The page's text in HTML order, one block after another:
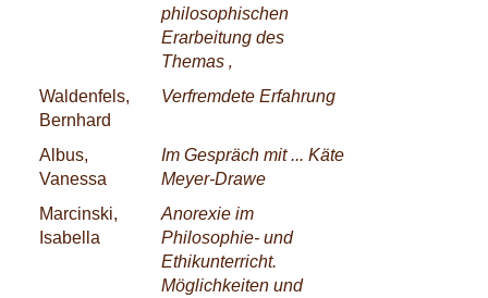
philosophischen
Erarbeitung des
Themas ‚
Waldenfels,
Bernhard
Verfremdete Erfahrung
Albus,
Vanessa
Im Gespräch mit ... Käte
Meyer-Drawe
Marcinski,
Isabella
Anorexie im
Philosophie- und
Ethikunterricht.
Möglichkeiten und